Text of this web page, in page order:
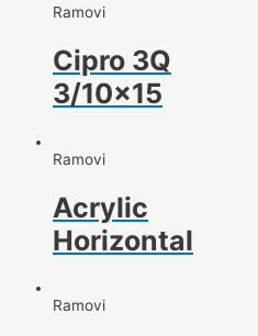
Ramovi
Cipro 3Q
3/10×15
Ramovi
Acrylic
Horizontal
Ramovi